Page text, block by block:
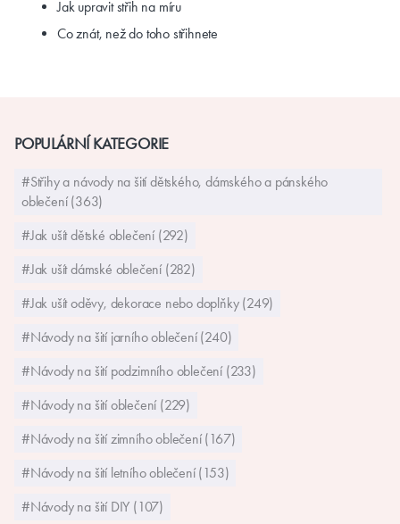
Jak upravit střih na míru
Co znát, než do toho střihnete
POPULÁRNÍ KATEGORIE
#Střihy a návody na šití dětského, dámského a pánského
oblečení (363)
#Jak ušít dětské oblečení (292)
#Jak ušít dámské oblečení (282)
#Jak ušít oděvy, dekorace nebo doplňky (249)
#Návody na šití jarního oblečení (240)
#Návody na šití podzimního oblečení (233)
#Návody na šití oblečení (229)
#Návody na šití zimního oblečení (167)
#Návody na šití letního oblečení (153)
#Návody na šití DIY (107)